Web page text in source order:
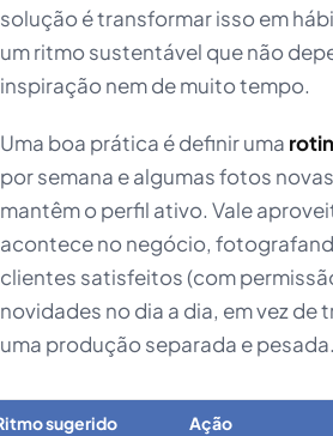
solução é transformar isso em
um ritmo sustentável que não
inspiração nem de muito tempo.
Uma boa prática é definir uma
por semana e algumas fotos
mantêm o perfil ativo. Vale
acontece no negócio,
clientes satisfeitos (com
novidades no dia a dia, em vez de
uma produção separada e pesada.
sugerido Ação